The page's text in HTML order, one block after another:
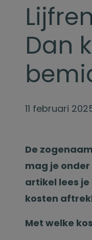
Dan
11 februari
De
mag je
artikel lees
kosten
Met welke